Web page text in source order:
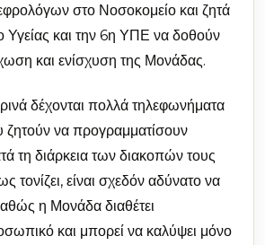
στο Νοσοκομείο και ζητά
Υγείας και την 6η ΥΠΕ να δοθούν
και ενίσχυση της Μονάδας.
δέχονται πολλά τηλεφωνήματα
ζητούν να προγραμματίσουν
τη διάρκεια των διακοπών τους
είναι σχεδόν αδύνατο να
η Μονάδα διαθέτει
και μπορεί να καλύψει μόνο